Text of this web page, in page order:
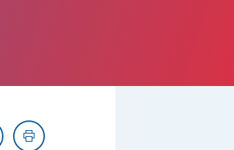
Imprimer